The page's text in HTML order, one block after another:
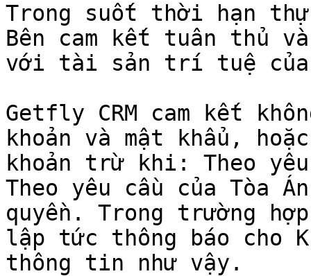
Trong suốt thời hạn
Bên cam kết tuân thủ và
với tài sản trí tuệ của
Getfly CRM cam kết
khoản và mật khẩu,
khoản trừ khi: Theo yêu
Theo yêu cầu của Tòa
quyền. Trong trường
lập tức thông báo cho
thông tin như vậy.